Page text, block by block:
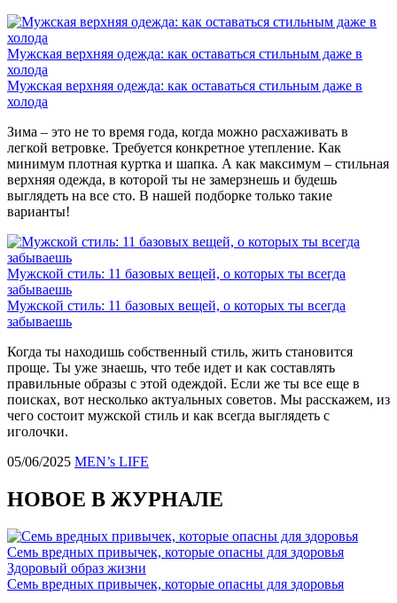
Мужская верхняя одежда: как оставаться стильным даже в
холода
Мужская верхняя одежда: как оставаться стильным даже в
холода
Зима – это не то время года, когда можно расхаживать в
легкой ветровке. Требуется конкретное утепление. Как
минимум плотная куртка и шапка. А как максимум – стильная
верхняя одежда, в которой ты не замерзнешь и будешь
выглядеть на все сто. В нашей подборке только такие
варианты!
Мужской стиль: 11 базовых вещей, о которых ты всегда
забываешь
Мужской стиль: 11 базовых вещей, о которых ты всегда
забываешь
Когда ты находишь собственный стиль, жить становится
проще. Ты уже знаешь, что тебе идет и как составлять
правильные образы с этой одеждой. Если же ты все еще в
поисках, вот несколько актуальных советов. Мы расскажем, из
чего состоит мужской стиль и как всегда выглядеть с
иголочки.
05/06/2025 MEN’s LIFE
НОВОЕ В ЖУРНАЛЕ
Семь вредных привычек, которые опасны для здоровья
Здоровый образ жизни
Семь вредных привычек, которые опасны для здоровья